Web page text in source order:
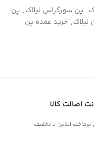
, پن سورگراس لیلاک, پن
لیلاک, خرید عمده پن
اصالت کالا
پرداخت انلاین با تخفیف